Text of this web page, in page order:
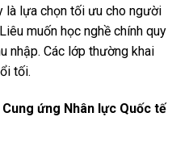
là lựa chọn tối ưu cho người
muốn học nghề chính quy
nhập. Các lớp thường khai
tối.
ứng Nhân lực Quốc tế